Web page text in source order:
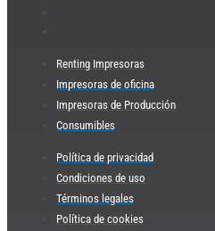
Renting Impresoras
Impresoras de oficina
Impresoras de Producción
Consumibles
Política de privacidad
Condiciones de uso
Términos legales
Política de cookies